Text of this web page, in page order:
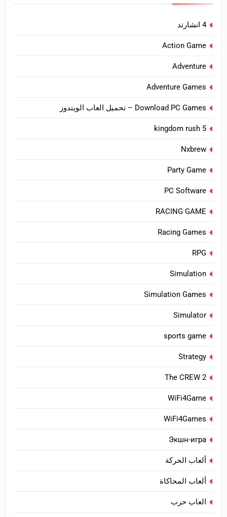
4 انشارتد
Action Game
Adventure
Adventure Games
Download PC Games – تحميل العاب الويندوز
kingdom rush 5
Nxbrew
Party Game
PC Software
RACING GAME
Racing Games
RPG
Simulation
Simulation Games
Simulator
sports game
Strategy
The CREW 2
WiFi4Game
WiFi4Games
Экшн-игра
ألعاب الحركة
ألعاب المحاكاة
العاب حرب